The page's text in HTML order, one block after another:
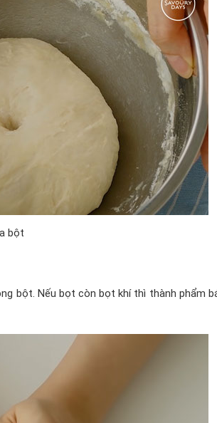
bột
bột. Nếu bọt còn bọt khí thì thành phẩm